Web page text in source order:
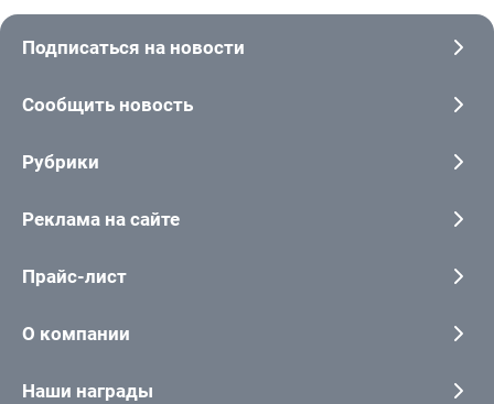
Подписаться на новости
Сообщить новость
Рубрики
Реклама на сайте
Прайс-лист
О компании
Наши награды